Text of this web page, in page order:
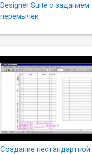
Designer Suite с заданием
перемычек
Создание нестандартной